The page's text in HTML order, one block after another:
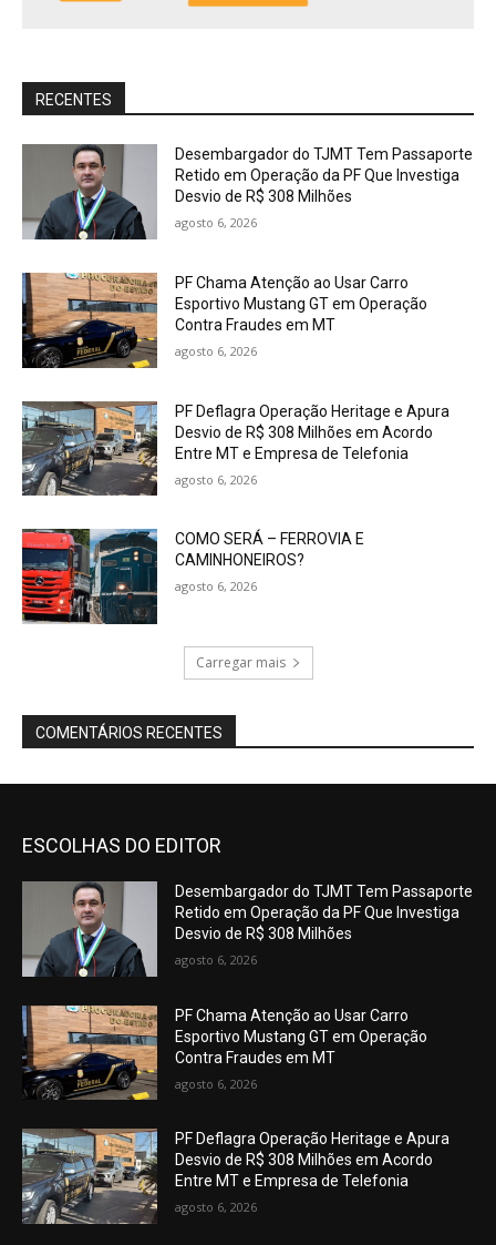
RECENTES
Desembargador do TJMT Tem Passaporte
Retido em Operação da PF Que Investiga
Desvio de R$ 308 Milhões
agosto 6, 2026
PF Chama Atenção ao Usar Carro
Esportivo Mustang GT em Operação
Contra Fraudes em MT
agosto 6, 2026
PF Deflagra Operação Heritage e Apura
Desvio de R$ 308 Milhões em Acordo
Entre MT e Empresa de Telefonia
agosto 6, 2026
COMO SERÁ – FERROVIA E
CAMINHONEIROS?
agosto 6, 2026
Carregar mais
COMENTÁRIOS RECENTES
ESCOLHAS DO EDITOR
Desembargador do TJMT Tem Passaporte
Retido em Operação da PF Que Investiga
Desvio de R$ 308 Milhões
agosto 6, 2026
PF Chama Atenção ao Usar Carro
Esportivo Mustang GT em Operação
Contra Fraudes em MT
agosto 6, 2026
PF Deflagra Operação Heritage e Apura
Desvio de R$ 308 Milhões em Acordo
Entre MT e Empresa de Telefonia
agosto 6, 2026